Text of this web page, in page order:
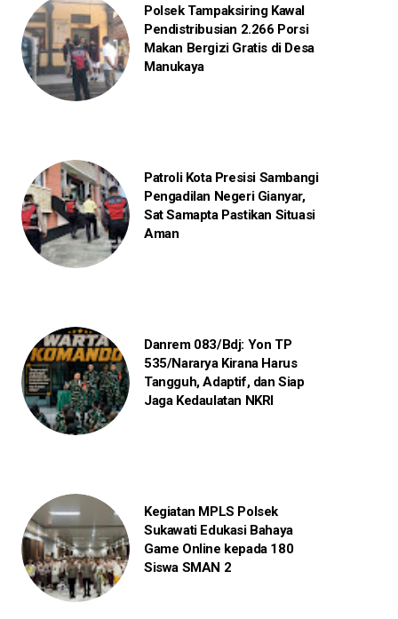
Polsek Tampaksiring Kawal
Pendistribusian 2.266 Porsi
Makan Bergizi Gratis di Desa
Manukaya
Patroli Kota Presisi Sambangi
Pengadilan Negeri Gianyar,
Sat Samapta Pastikan Situasi
Aman
Danrem 083/Bdj: Yon TP
535/Nararya Kirana Harus
Tangguh, Adaptif, dan Siap
Jaga Kedaulatan NKRI
Kegiatan MPLS Polsek
Sukawati Edukasi Bahaya
Game Online kepada 180
Siswa SMAN 2